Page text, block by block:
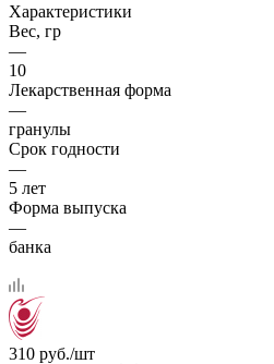
Характеристики
Вес, гр
—
10
Лекарственная форма
—
гранулы
Срок годности
—
5 лет
Форма выпуска
—
банка
310 руб./шт